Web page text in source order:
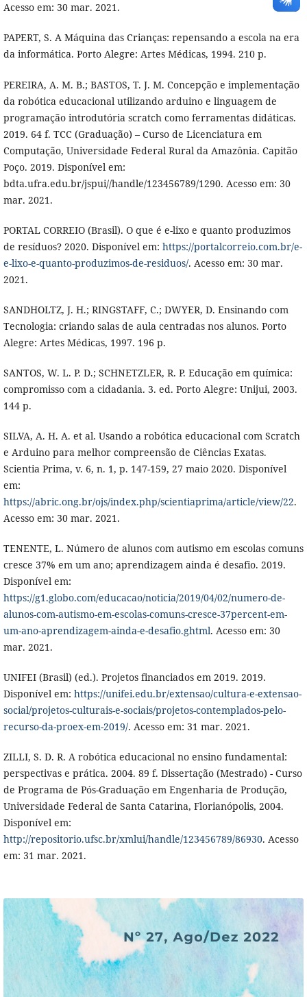
Acesso em: 30 mar. 2021.
PAPERT, S. A Máquina das Crianças: repensando a escola na era
da informática. Porto Alegre: Artes Médicas, 1994. 210 p.
PEREIRA, A. M. B.; BASTOS, T. J. M. Concepção e implementação
da robótica educacional utilizando arduino e linguagem de
programação introdutória scratch como ferramentas didáticas.
2019. 64 f. TCC (Graduação) – Curso de Licenciatura em
Computação, Universidade Federal Rural da Amazônia. Capitão
Poço. 2019. Disponível em:
bdta.ufra.edu.br/jspui//handle/123456789/1290. Acesso em: 30
mar. 2021.
PORTAL CORREIO (Brasil). O que é e-lixo e quanto produzimos
de resíduos? 2020. Disponível em: https://portalcorreio.com.br/e-
e-lixo-e-quanto-produzimos-de-residuos/. Acesso em: 30 mar.
2021.
SANDHOLTZ, J. H.; RINGSTAFF, C.; DWYER, D. Ensinando com
Tecnologia: criando salas de aula centradas nos alunos. Porto
Alegre: Artes Médicas, 1997. 196 p.
SANTOS, W. L. P. D.; SCHNETZLER, R. P. Educação em química:
compromisso com a cidadania. 3. ed. Porto Alegre: Unijui, 2003.
144 p.
SILVA, A. H. A. et al. Usando a robótica educacional com Scratch
e Arduino para melhor compreensão de Ciências Exatas.
Scientia Prima, v. 6, n. 1, p. 147-159, 27 maio 2020. Disponível
em:
https://abric.ong.br/ojs/index.php/scientiaprima/article/view/22.
Acesso em: 30 mar. 2021.
TENENTE, L. Número de alunos com autismo em escolas comuns
cresce 37% em um ano; aprendizagem ainda é desafio. 2019.
Disponível em:
https://g1.globo.com/educacao/noticia/2019/04/02/numero-de-
alunos-com-autismo-em-escolas-comuns-cresce-37percent-em-
um-ano-aprendizagem-ainda-e-desafio.ghtml. Acesso em: 30
mar. 2021.
UNIFEI (Brasil) (ed.). Projetos financiados em 2019. 2019.
Disponível em: https://unifei.edu.br/extensao/cultura-e-extensao-
social/projetos-culturais-e-sociais/projetos-contemplados-pelo-
recurso-da-proex-em-2019/. Acesso em: 31 mar. 2021.
ZILLI, S. D. R. A robótica educacional no ensino fundamental:
perspectivas e prática. 2004. 89 f. Dissertação (Mestrado) - Curso
de Programa de Pós-Graduação em Engenharia de Produção,
Universidade Federal de Santa Catarina, Florianópolis, 2004.
Disponível em:
http://repositorio.ufsc.br/xmlui/handle/123456789/86930. Acesso
em: 31 mar. 2021.